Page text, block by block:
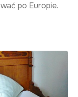
po Europie.